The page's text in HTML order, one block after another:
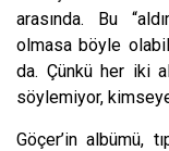
arasında. Bu
olmasa böyle o
da. Çünkü her iki
söylemiyor,
Göçer’in albümü,